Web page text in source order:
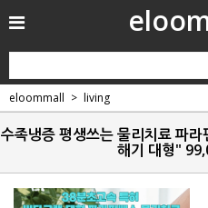
eloommall living
수족냉증 평생쓰는 물리치료 파
해기 대형"